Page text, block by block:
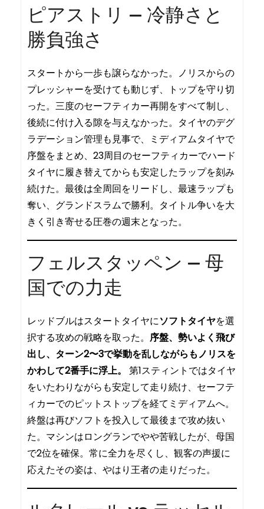
ピアストリ — 冷静さと
勝負強さ
スタートから一歩も譲らなかった。ノリスからの
プレッシャーを受けても動じず、トップを守り切
った。三度のセーフティカー再開をすべて制し、
後続に付け入る隙を与えなかった。タイヤのデグ
ラデーション管理も見事で、ミディアムタイヤで
序盤をまとめ、23周目のセーフティカーでハード
タイヤに履き替えてからも安定したラップを刻み
続けた。最後は全周回をリードし、最速ラップも
奪い、グランドスラムで勝利。タイトル争いを大
きく引き寄せる圧巻の週末となった。
フェルスタッペン — 母
国での力走
レッドブルはスタートタイヤにソフトタイヤを選
択する攻めの戦略を取った。 序盤、勢いよく飛び
出し、ターン2〜3で挙動を乱しながらもノリスを
かわして2番手に浮上。
第1スティントではタイヤ
をいたわりながらも安定して走り続け、セーフテ
ィカーでのピットストップを経てミディアムへ。
終盤は再びソフトを投入して最後まで攻め抜い
た。マシンはロングランでやや苦戦したが、母国
で2位を確保。常に全力を尽くし、観客の声援に
応えたその姿は、やはり王者の走りだった。